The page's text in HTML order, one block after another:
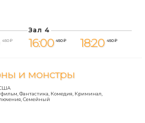
450 ₽
Зал 4
16:00 450 ₽ 18:20 450 ₽
и монстры
США
Фантастика, Комедия, Криминал,
Семейный